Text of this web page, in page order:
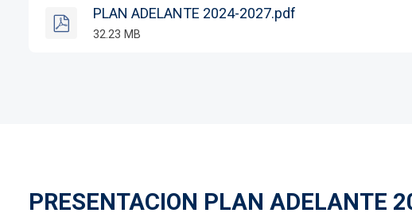
PLAN ADELANTE 2024-2027.pdf
32.23 MB
PRESENTACION PLAN ADELANTE